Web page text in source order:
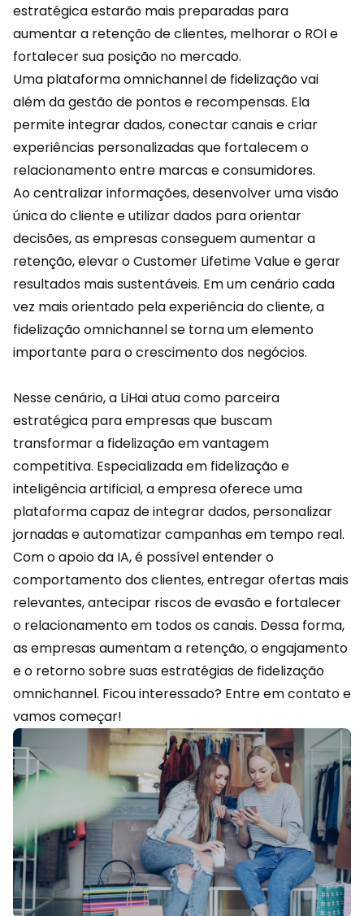
estratégica estarão mais preparadas para
aumentar a retenção de clientes, melhorar o ROI e
fortalecer sua posição no mercado.
Uma plataforma omnichannel de fidelização vai
além da gestão de pontos e recompensas. Ela
permite integrar dados, conectar canais e criar
experiências personalizadas que fortalecem o
relacionamento entre marcas e consumidores.
Ao centralizar informações, desenvolver uma visão
única do cliente e utilizar dados para orientar
decisões, as empresas conseguem aumentar a
retenção, elevar o Customer Lifetime Value e gerar
resultados maissustentáveis. Em um cenário cada
vez mais orientado pela experiência do cliente, a
fidelização omnichannel se torna um elemento
importante para o crescimento dos negócios.
Nesse cenário, a LiHaiatua como parceira
estratégica para empresas que buscam
transformar a fidelização em vantagem
competitiva. Especializada em fidelização e
inteligência artificial, a empresa oferece uma
plataforma capaz de integrar dados, personalizar
jornadas e automatizar campanhas em tempo real.
Com o apoio da IA, é possível entender o
comportamento dos clientes, entregar ofertas mais
relevantes, antecipar riscos de evasão e fortalecer
o relacionamento em todos os canais. Dessa forma,
as empresas aumentam a retenção, o engajamento
e o retorno sobre suas estratégias de fidelização
omnichannel. Ficou interessado? Entre em contatoe
vamos começar!